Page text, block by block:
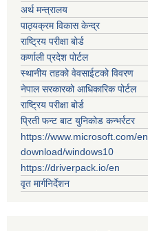
अर्थ मन्त्रालय
पाठ्यक्रम विकास केन्द्र
राष्ट्रिय परीक्षा बोर्ड
कर्णाली प्रदेश पोर्टल
स्थानीय तहको वेवसाईटको विवरण
नेपाल सरकारको आधिकारिक पोर्टल
राष्ट्रिय परीक्षा बोर्ड
प्रिती फन्ट बाट युनिकोड कन्भर्रटर
https://www.microsoft.com/
download/windows10
https://driverpack.io/en
वृत मार्गनिर्देशन